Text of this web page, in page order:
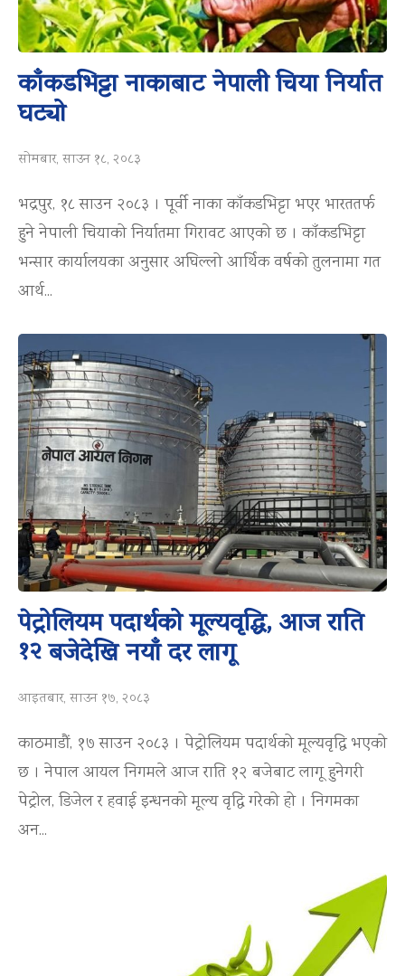
काँकडभिट्टा नाकाबाट नेपाली चिया निर्यात
घट्यो
सोमबार, साउन १८, २०८३
भद्रपुर, १८ साउन २०८३ । पूर्वी नाका काँकडभिट्टा भएर भारततर्फ
हुने नेपाली चियाको निर्यातमा गिरावट आएको छ । काँकडभिट्टा
भन्सार कार्यालयका अनुसार अघिल्लो आर्थिक वर्षको तुलनामा गत
आर्थ...
पेट्रोलियम पदार्थको मूल्यवृद्धि, आज राति
१२ बजेदेखि नयाँ दर लागू
आइतबार, साउन १७, २०८३
काठमाडौं, १७ साउन २०८३ । पेट्रोलियम पदार्थको मूल्यवृद्धि भएको
छ । नेपाल आयल निगमले आज राति १२ बजेबाट लागू हुनेगरी
पेट्रोल, डिजेल र हवाई इन्धनको मूल्य वृद्धि गरेको हो । निगमका
अन...